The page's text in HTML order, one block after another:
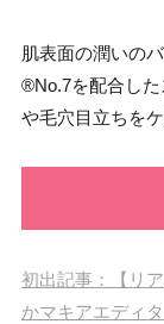
肌表面の潤いの
®No.7を配合し
や毛穴目立ちを
初出記事：【リ
かマキアエディ